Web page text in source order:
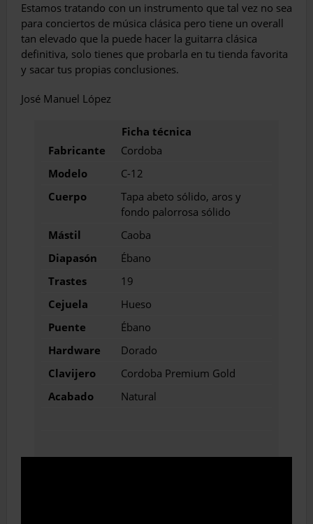
Estamos tratando con un instrumento que tal vez no sea
para conciertos de música clásica pero tiene un overall
tan elevado que la puede hacer la guitarra clásica
definitiva, solo tienes que probarla en tu tienda favorita
y sacar tus propias conclusiones.
José Manuel López
Fabricante
Cordoba
Modelo
C-12
Cuerpo
Tapa abeto sólido, aros y
fondo palorrosa sólido
Mástil
Caoba
Diapasón
Ébano
Trastes
19
Cejuela
Hueso
Puente
Ébano
Hardware
Dorado
Clavijero
Cordoba Premium Gold
Acabado
Natural